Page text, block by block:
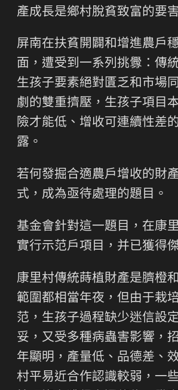
產成長是鄉村脫貧致富的要
屏南在扶貧開闢和增進農戶
面，遭受到一系列挑釁：傳
生孩子要素絕對匱乏和市場
劇的雙重擠壓，生孩子項目
險才能低、增收可連續性差
露。
若何發掘合適農戶增收的財
式，成為亟待處理的題目。
基金會針對這一題目，在康
實行示范戶項目，并已獲得
康里村傳統蒔植財產是臍橙
範圍都相當年夜，但由于栽
范，生孩子過程缺少迷信設
妥，又受多種病蟲害影響，
年顯明，產量低、品德差、
村平易近合作認識較弱，一